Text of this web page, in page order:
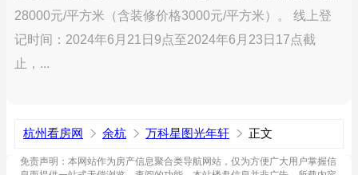
28000元/平方米（含装修价格3000元/平方米）。 线上登
记时间：2024年6月21日9点至2024年6月23日17点截
止，...
杭州看房网 余杭 万科星图光年轩 正文
免责声明：本网站作为房产信息聚合类导航网站，仅为方便广大用户掌握信